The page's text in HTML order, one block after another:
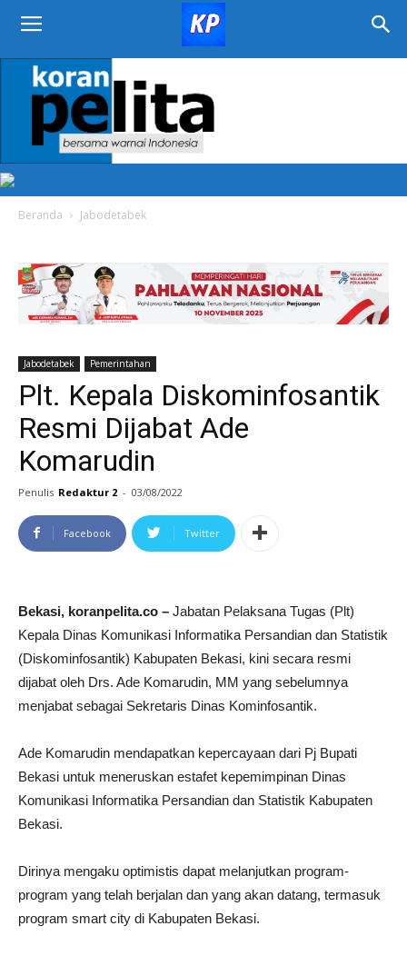
KORAN
PELITA
Beranda Jabodetabek
Jabodetabek Pemerintahan
Plt. Kepala Diskominfosantik
Resmi Dijabat Ade
Komarudin
Penulis Redaktur 2 - 03/08/2022
Facebook Twitter
Bekasi, koranpelita.co – Jabatan Pelaksana Tugas (Plt)
Kepala Dinas Komunikasi Informatika Persandian dan Statistik
(Diskominfosantik) Kabupaten Bekasi, kini secara resmi
dijabat oleh Drs. Ade Komarudin, MM yang sebelumnya
menjabat sebagai Sekretaris Dinas Kominfosantik.
Ade Komarudin mendapatkan kepercayaan dari Pj Bupati
Bekasi untuk meneruskan estafet kepemimpinan Dinas
Komunikasi Informatika Persandian dan Statistik Kabupaten
Bekasi.
Dirinya mengaku optimistis dapat melanjutkan program-
program yang telah berjalan dan yang akan datang, termasuk
program smart city di Kabupaten Bekasi.